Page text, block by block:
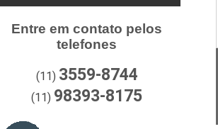
Entre em contato pelos
telefones
(11) 3559-8744
(11) 98393-8175